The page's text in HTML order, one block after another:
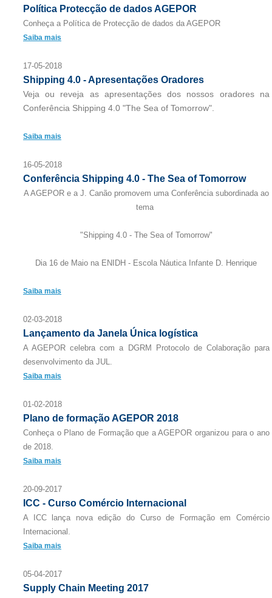
Política Protecção de dados AGEPOR
Conheça a Política de Protecção de dados da AGEPOR
Saiba mais
17-05-2018
Shipping 4.0 - Apresentações Oradores
Veja ou reveja as apresentações dos nossos oradores na
Conferência Shipping 4.0 "The Sea of Tomorrow".
Saiba mais
16-05-2018
Conferência Shipping 4.0 - The Sea of Tomorrow
A AGEPOR e a J. Canão promovem uma Conferência subordinada ao
tema
"Shipping 4.0 - The Sea of Tomorrow"
Dia 16 de Maio na ENIDH - Escola Náutica Infante D. Henrique
Saiba mais
02-03-2018
Lançamento da Janela Única logística
A AGEPOR celebra com a DGRM Protocolo de Colaboração para
desenvolvimento da JUL.
Saiba mais
01-02-2018
Plano de formação AGEPOR 2018
Conheça o Plano de Formação que a AGEPOR organizou para o ano
de 2018.
Saiba mais
20-09-2017
ICC - Curso Comércio Internacional
A ICC lança nova edição do Curso de Formação em Comércio
Internacional.
Saiba mais
05-04-2017
Supply Chain Meeting 2017